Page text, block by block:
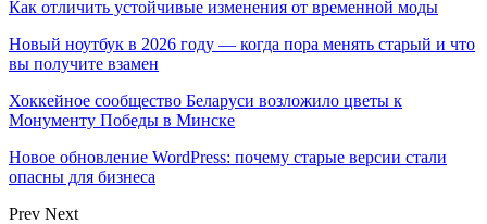
Как отличить устойчивые изменения от временной моды
Новый ноутбук в 2026 году — когда пора менять старый и что
вы получите взамен
Хоккейное сообщество Беларуси возложило цветы к
Монументу Победы в Минске
Новое обновление WordPress: почему старые версии стали
опасны для бизнеса
Prev Next